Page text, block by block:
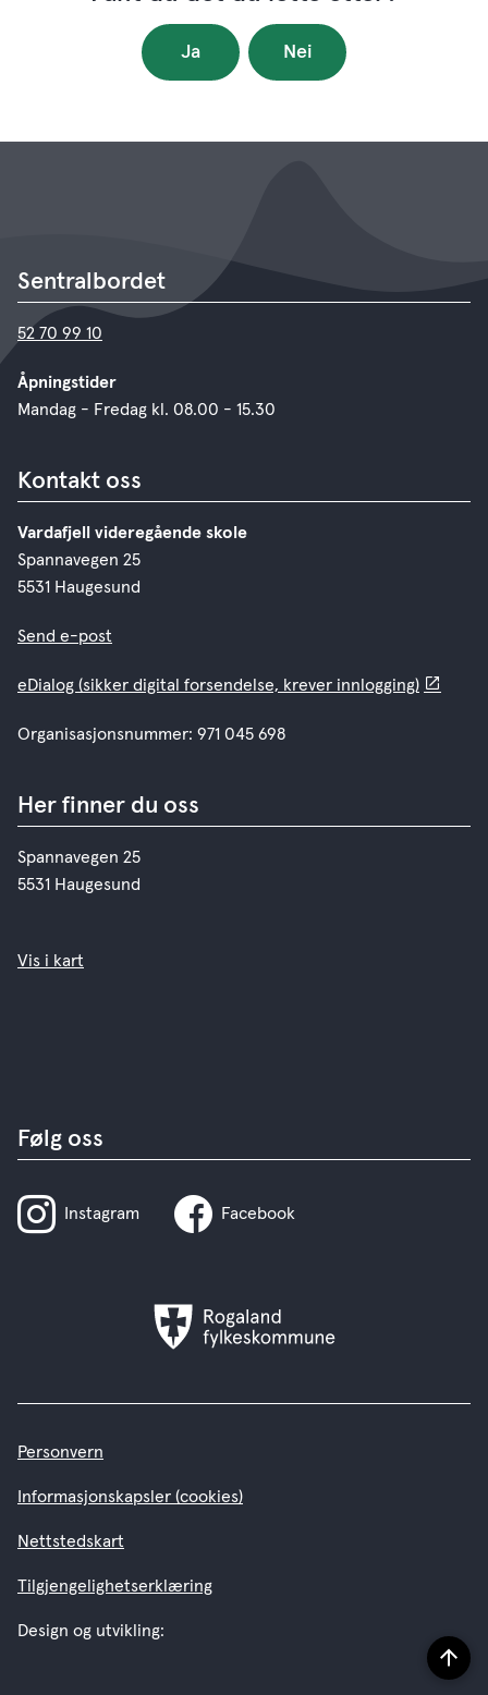
Ja Nei
Sentralbordet
52 70 99 10
Åpningstider
Mandag - Fredag kl. 08.00 - 15.30
Kontakt oss
Vardafjell videregående skole
Spannavegen 25
5531 Haugesund
Send e-post
eDialog (sikker digital forsendelse, krever innlogging)
Organisasjonsnummer: 971 045 698
Her finner du oss
Spannavegen 25
5531 Haugesund
Vis i kart
Følg oss
Instagram Facebook
Rogaland
fylkeskommune
Personvern
Informasjonskapsler (cookies)
Nettstedskart
Tilgjengelighetserklæring
Design og utvikling:
Til